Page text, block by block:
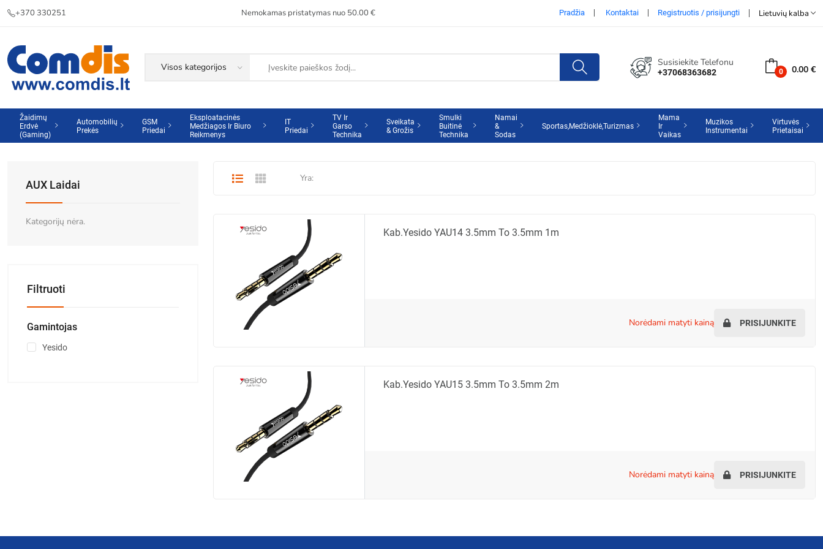
+370 330251 Nemokamas pristatymas nuo 50.00 € Pradžia Kontaktai Registruotis / prisijungti Lietuvių kalba
Susisiekite Telefonu
+37068363682 0.00 €
Žaidimų
Erdvė
(Gaming)
Automobilių
Prekės
GSM
Priedai
Eksploatacinės
Medžiagos Ir Biuro
Reikmenys
IT
Priedai
TV Ir
Garso
Technika
Sveikata
& Grožis
Smulki
Buitinė
Technika
Namai
&
Sodas
Sportas,Medžioklė,Turizmas
Mama
Ir
Vaikas
Muzikos
Instrumentai
Virtuvės
Prietaisai
Yra:
Kab.Yesido YAU14 3.5mm To 3.5mm 1m
norėdami matyti kainą PRISIJUNKITE
Kab.Yesido YAU15 3.5mm To 3.5mm 2m
norėdami matyti kainą PRISIJUNKITE
AUX Laidai
Kategorijų nėra.
Filtruoti
Gamintojas
Yesido